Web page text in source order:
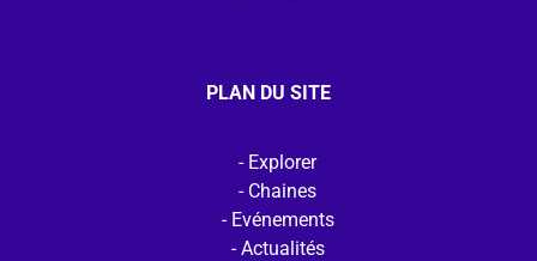
PLAN DU SITE
Explorer
Chaines
Evénements
Actualités